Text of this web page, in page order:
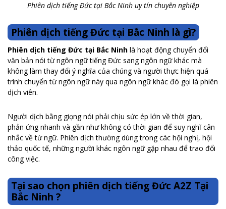
Phiên dịch tiếng Đức tại Bắc Ninh uy tín chuyên nghiệp
Phiên dịch tiếng Đức tại Bắc Ninh là gì?
Phiên dịch tiếng Đức tại Bắc Ninh là hoạt động chuyển đổi
văn bản nói từ ngôn ngữ tiếng Đức sang ngôn ngữ khác mà
không làm thay đổi ý nghĩa của chúng và người thực hiện quá
trình chuyển từ ngôn ngữ này qua ngôn ngữ khác đó gọi là phiên
dịch viên.
Người dịch bằng giọng nói phải chịu sức ép lớn về thời gian,
phản ứng nhanh và gần như không có thời gian để suy nghĩ cân
nhắc về từ ngữ. Phiên dịch thường dùng trong các hội nghị, hội
thảo quốc tế, những người khác ngôn ngữ gặp nhau để trao đổi
công việc.
Tại sao chọn phiên dịch tiếng Đức A2Z Tại
Bắc Ninh ?